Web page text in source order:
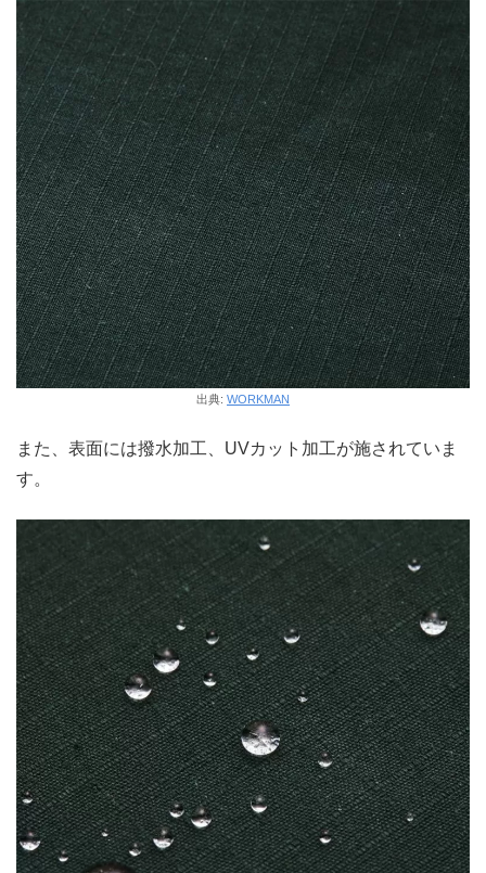
出典: WORKMAN
また、表面には撥水加工、UVカット加工が施されていま
す。